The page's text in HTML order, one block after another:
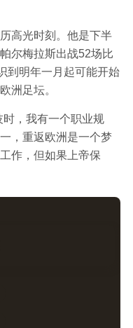
高光时刻。他是下半
尔梅拉斯出战52场比
到明年一月起可能开始
洲足坛。
时，我有一个职业规
，重返欧洲是一个梦
作，但如果上帝保